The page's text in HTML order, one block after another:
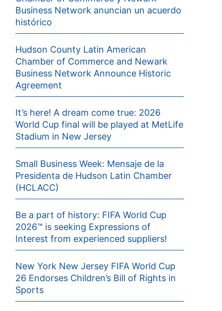
Business Network anuncian un acuerdo
histórico
Hudson County Latin American
Chamber of Commerce and Newark
Business Network Announce Historic
Agreement
It’s here! A dream come true: 2026
World Cup final will be played at MetLife
Stadium in New Jersey
Small Business Week: Mensaje de la
Presidenta de Hudson Latin Chamber
(HCLACC)
Be a part of history: FIFA World Cup
2026™ is seeking Expressions of
Interest from experienced suppliers!
New York New Jersey FIFA World Cup
26 Endorses Children’s Bill of Rights in
Sports